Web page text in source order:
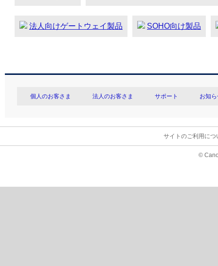
法人向けゲートウェイ製品 SOHO向け製品
個人のお客さま 法人のお客さま サポート お知
サイトのご利用につ
©